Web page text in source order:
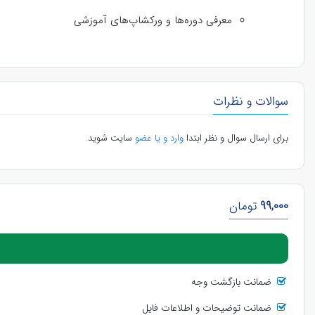
معرفی دوره‌ها و ورکشاپ‌های آموزشی
سوالات و نظرات
برای ارسال سوال و نظر ابتداوارد و یا عضو سایت شوید.
99,000 تومان
ضمانت بازگشت وجه
ضمانت توضیحات و اطلاعات فایل